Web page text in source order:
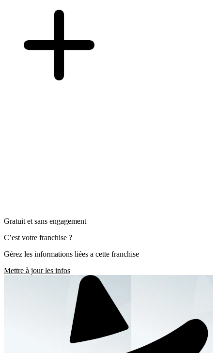
Gratuit et sans engagement
C’est votre franchise ?
Gérez les informations liées a cette franchise
Mettre à jour les infos